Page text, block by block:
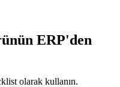
ERP'den
olarak kullanın.